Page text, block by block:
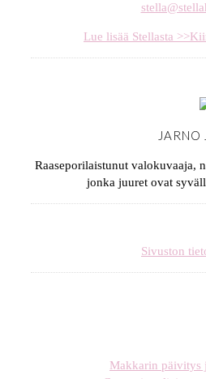
Lue lisää Stellasta >>
JARNO
Raaseporilaistunut valokuvaaja,
jonka juuret ovat
Sivuston
Makkarin päivitys